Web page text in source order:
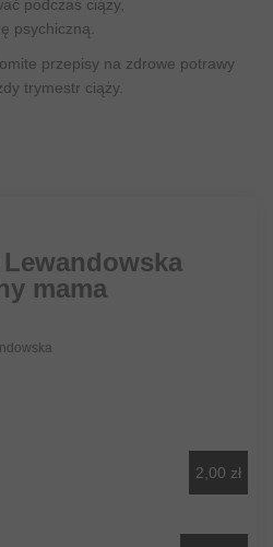
podczas ciąży,
psychiczną.
przepisy na zdrowe potrawy
trymestr ciąży.